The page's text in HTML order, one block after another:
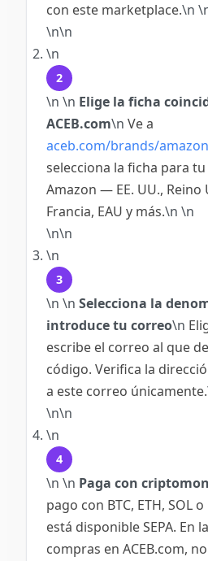
con este marketplace.\n
\n\n
\n
2
\n \n Elige la ficha
ACEB.com\n Ve a
aceb.com/brands/
selecciona la ficha para
Amazon — EE. UU., Reino
Francia, EAU y más.\n \n
\n\n
\n
3
\n \n Selecciona la
introduce tu correo\n
escribe el correo al que
código. Verifica la
a este correo únicamente.
\n\n
\n
4
\n \n Paga con
pago con BTC, ETH, SOL
está disponible SEPA. En
compras en ACEB.com,